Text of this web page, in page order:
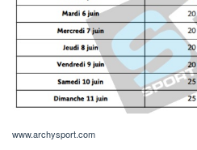
www.archysport.com